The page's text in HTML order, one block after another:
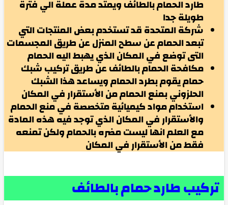
طارد الحمام بالطائف ويمتد مدة عملة الي فترة
طويلة جدا
شركة المتحدة قد تستخدم بعض المنتجات التي
تبعد الحمام عن سطح المنزل عن طريق المجسمات
التى توضع في المكان الذي يهبط اليه الحمام
مكافحة الحمام بالطائف عن طريق تركيب شبك
حمام يقوم بطرد الحمام ويساعد هذا الشبك
الحلزوني بمنع الحمام من الأستقرار في المكان
استخدام مواد كيميائية متخصصة في منع الحمام
والأستقرار في المكان الذي توجد فيه هذه المادة
مع العلم انها ليست مضره بالحمام ولكن تمنعه
فقط من الأستقرار في المكان
تركيب طارد حمام بالطائف